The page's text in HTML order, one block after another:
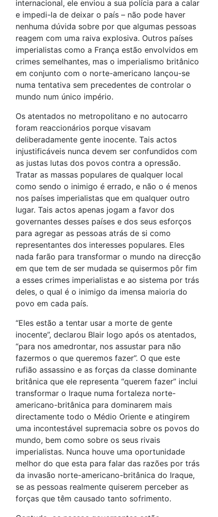
internacional, ele enviou a sua polícia para a calar
e impedi-la de deixar o país – não pode haver
nenhuma dúvida sobre por que algumas pessoas
reagem com uma raiva explosiva. Outros países
imperialistas como a França estão envolvidos em
crimes semelhantes, mas o imperialismo britânico
em conjunto com o norte-americano lançou-se
numa tentativa sem precedentes de controlar o
mundo num único império.
Os atentados no metropolitano e no autocarro
foram reaccionários porque visavam
deliberadamente gente inocente. Tais actos
injustificáveis nunca devem ser confundidos com
as justas lutas dos povos contra a opressão.
Tratar as massas populares de qualquer local
como sendo o inimigo é errado, e não o é menos
nos países imperialistas que em qualquer outro
lugar. Tais actos apenas jogam a favor dos
governantes desses países e dos seus esforços
para agregar as pessoas atrás de si como
representantes dos interesses populares. Eles
nada farão para transformar o mundo na direcção
em que tem de ser mudada se quisermos pôr fim
a esses crimes imperialistas e ao sistema por trás
deles, o qual é o inimigo da imensa maioria do
povo em cada país.
“Eles estão a tentar usar a morte de gente
inocente”, declarou Blair logo após os atentados,
“para nos amedrontar, nos assustar para não
fazermos o que queremos fazer”. O que este
rufião assassino e as forças da classe dominante
britânica que ele representa “querem fazer” inclui
transformar o Iraque numa fortaleza norte-
americano-britânica para dominarem mais
directamente todo o Médio Oriente e atingirem
uma incontestável supremacia sobre os povos do
mundo, bem como sobre os seus rivais
imperialistas. Nunca houve uma oportunidade
melhor do que esta para falar das razões por trás
da invasão norte-americano-britânica do Iraque,
se as pessoas realmente quiserem perceber as
forças que têm causado tanto sofrimento.